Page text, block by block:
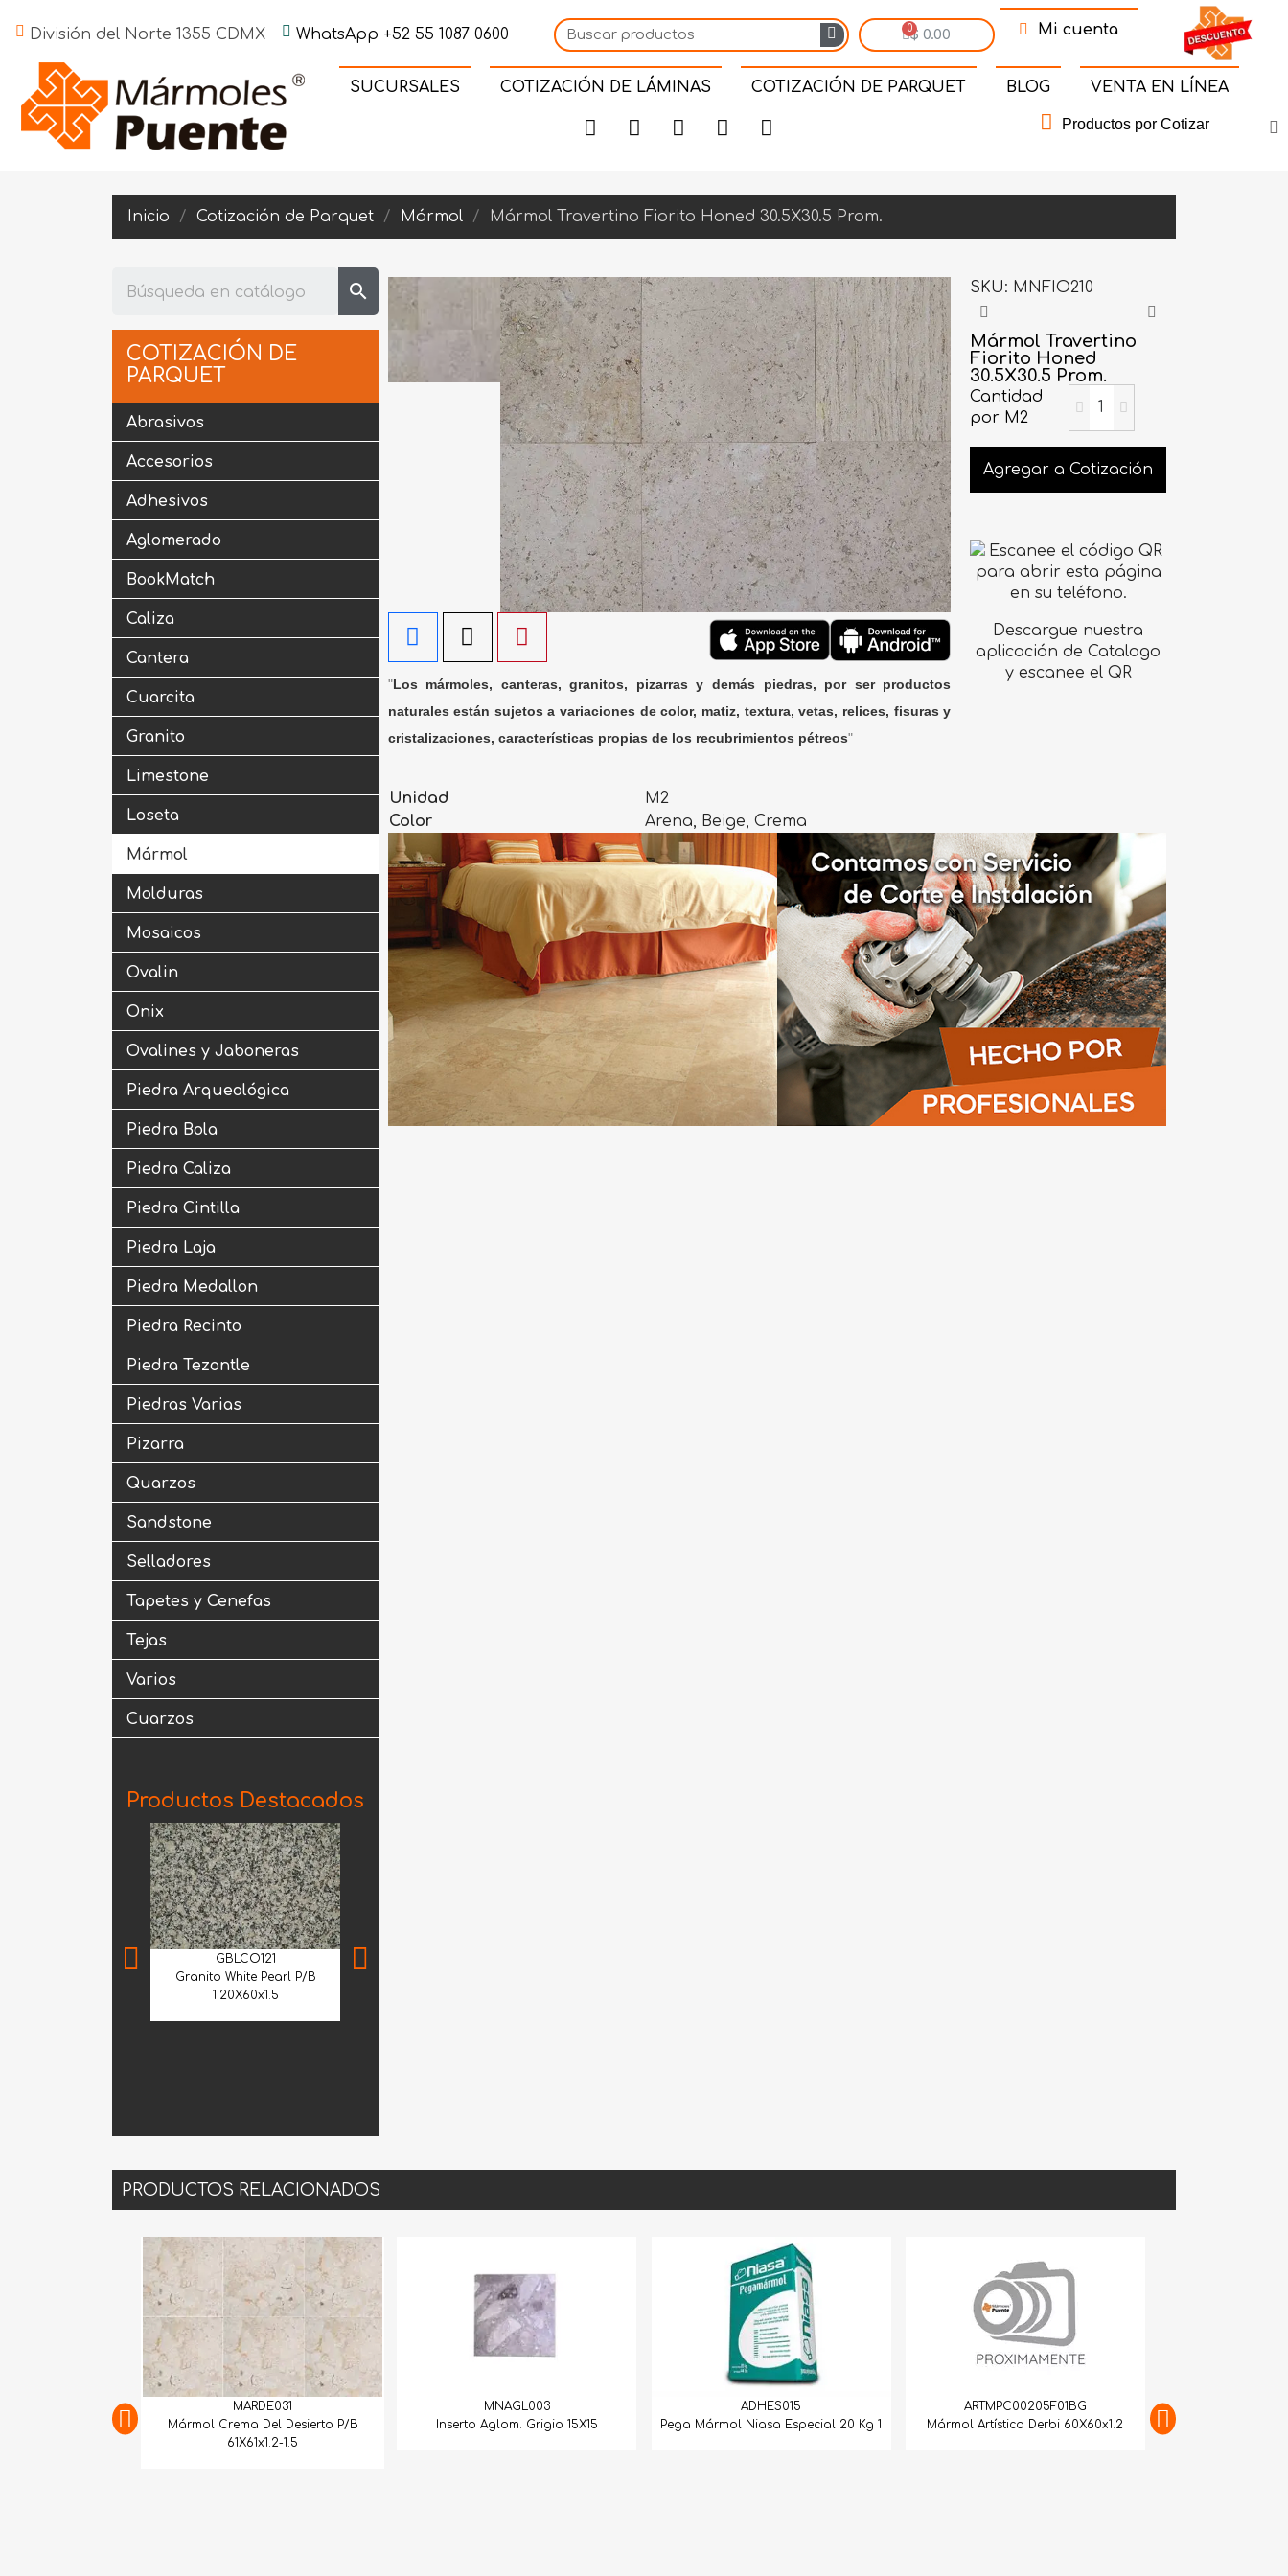
División del Norte 1355 CDMX WhatsApp +52 55 1087 0600 $ 0.00 Mi cuenta
SUCURSALES COTIZACIÓN DE LÁMINAS COTIZACIÓN DE PARQUET BLOG VENTA EN LÍNEA
Productos por Cotizar
Inicio Cotización de Parquet Mármol Mármol Travertino Fiorito Honed 30.5X30.5 Prom.
search
COTIZACIÓN DE
PARQUET
Abrasivos
Accesorios
Adhesivos
Aglomerado
BookMatch
Caliza
Cantera
Cuarcita
Granito
Limestone
Loseta
Mármol
Molduras
Mosaicos
Ovalin
Onix
Ovalines y Jaboneras
Piedra Arqueológica
Piedra Bola
Piedra Caliza
Piedra Cintilla
Piedra Laja
Piedra Medallon
Piedra Recinto
Piedra Tezontle
Piedras Varias
Pizarra
Quarzos
Sandstone
Selladores
Tapetes y Cenefas
Tejas
Varios
Cuarzos
Productos Destacados
GBLCO121
Granito White Pearl P/B
1.20X60x1.5
"Los mármoles, canteras, granitos, pizarras y demás piedras, por ser productos
naturales están sujetos a variaciones de color, matiz, textura, vetas, relices, fisuras y
cristalizaciones, características propias de los recubrimientos pétreos"
SKU MNFIO210
Mármol Travertino
Fiorito Honed
30.5X30.5 Prom.
Cantidad
por M2
Agregar a Cotización
Descargue nuestra
aplicación de Catalogo
y escanee el QR
Unidad
M2
Color
Arena, Beige, Crema
PRODUCTOS RELACIONADOS
MARDE031
Crema Del Desierto P/B
Inserto Aglom. Grigio 15X15
Pega Mármol Niasa Especial 20 Kg 1
ARTMPC00205F01BG
Mármol Artístico Derbi 60X60x1.2